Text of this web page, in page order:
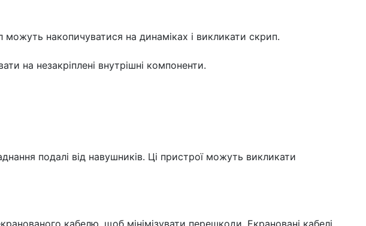
накопичуватися на динаміках і викликати скрип.
на незакріплені внутрішні компоненти.
подалі від навушників. Ці пристрої можуть викликати
кабелю, щоб мінімізувати перешкоди. Екрановані кабелі